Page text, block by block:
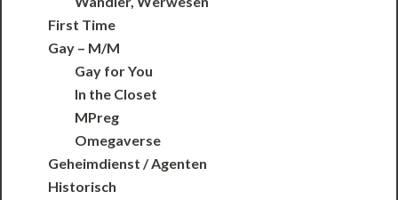
First Time
Gay – M/M
Gay for You
In the Closet
MPreg
Omegaverse
Geheimdienst / Agenten
Historisch